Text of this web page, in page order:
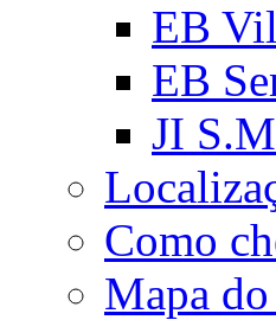
EB
EB
JI
Como
Mapa